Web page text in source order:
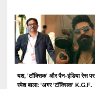
यश, 'टॉक्सिक' और पैन-इंडिया रेस पर
रमेश बाला: 'अगर 'टॉक्सिक' K.G.F.